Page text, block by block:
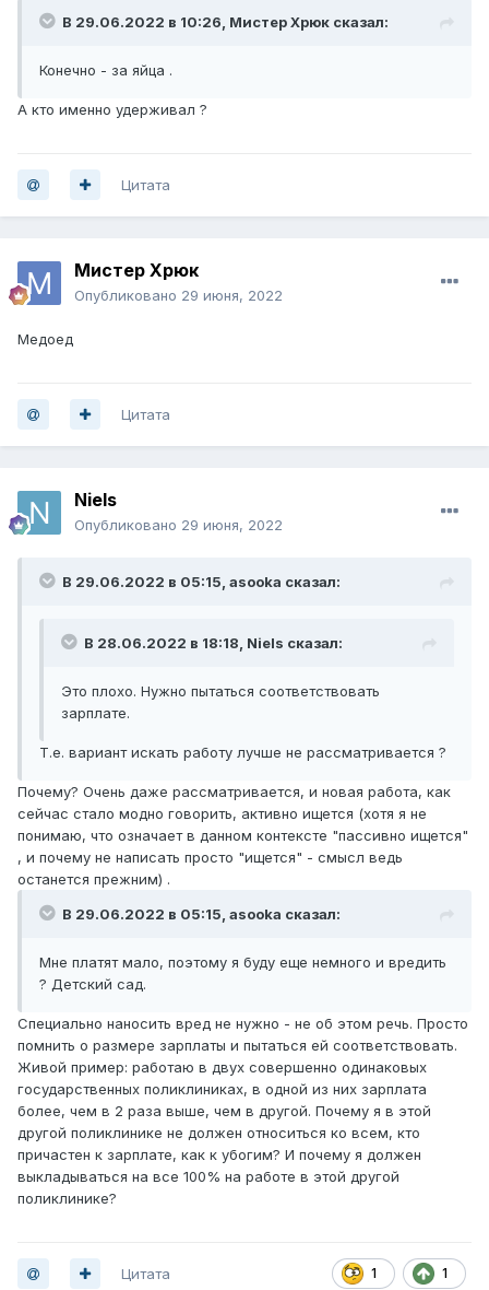
В 29.06.2022 в 10:26, Мистер Хрюк сказал:
Конечно - за яйца .
А кто именно удерживал ?
Цитата
Мистер Хрюк
Опубликовано 29 июня, 2022
Медоед
Цитата
Niels
Опубликовано 29 июня, 2022
В 29.06.2022 в 05:15, asooka сказал:
В 28.06.2022 в 18:18, Niels сказал:
Это плохо. Нужно пытаться соответствовать
зарплате.
Т.е. вариант искать работу лучше не рассматривается ?
Почему? Очень даже рассматривается, и новая работа, как
сейчас стало модно говорить, активно ищется (хотя я не
понимаю, что означает в данном контексте "пассивно ищется"
, и почему не написать просто "ищется" - смысл ведь
останется прежним) .
В 29.06.2022 в 05:15, asooka сказал:
Мне платят мало, поэтому я буду еще немного и вредить
? Детский сад.
Специально наносить вред не нужно - не об этом речь. Просто
помнить о размере зарплаты и пытаться ей соответствовать.
Живой пример: работаю в двух совершенно одинаковых
государственных поликлиниках, в одной из них зарплата
более, чем в 2 раза выше, чем в другой. Почему я в этой
другой поликлинике не должен относиться ко всем, кто
причастен к зарплате, как к убогим? И почему я должен
выкладываться на все 100% на работе в этой другой
поликлинике?
1 1
Цитата